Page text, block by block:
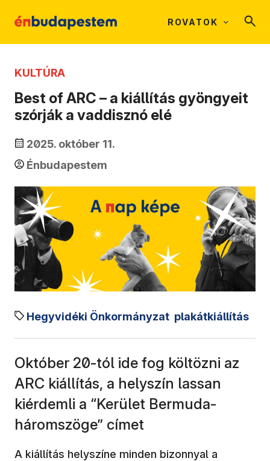
ROVATOK
KULTÚRA
Best of ARC – a kiállítás gyöngyeit
szórják a vaddisznó elé
2025. október 11.
Énbudapestem
Hegyvidéki Önkormányzat plakátkiállítás
Október 20-tól ide fog költözni az
ARC kiállítás, a helyszín lassan
kiérdemli a “Kerület Bermuda-
háromszöge” címet
A kiállítás helyszíne minden bizonnyal a